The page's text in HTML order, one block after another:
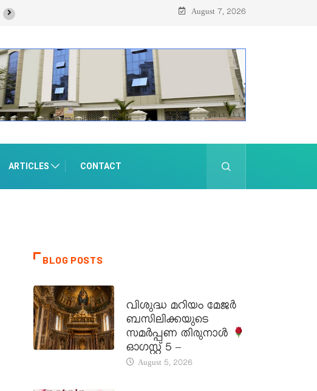
August 7, 2026
ARTICLES CONTACT
BLOG POSTS
വിശുദ്ധ മറിയം മേജർ
ബസിലിക്കയുടെ
സമർപ്പണ തിരുനാൾ
ഓഗസ്റ്റ് 5 –
August 5, 2026